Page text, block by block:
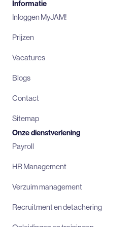
Informatie
Inloggen MyJAM!
Prijzen
Vacatures
Blogs
Contact
Sitemap
Onze dienstverlening
Payroll
HR Management
Verzuim management
Recruitment en detachering